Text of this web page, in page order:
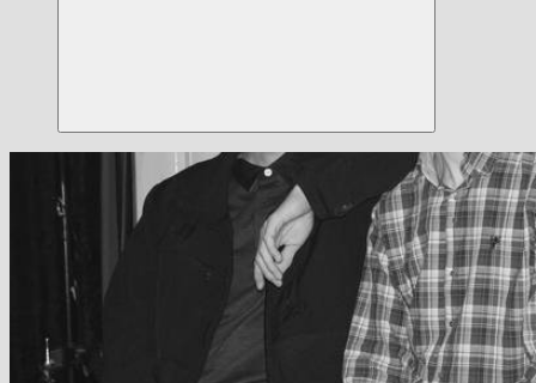
Suchen